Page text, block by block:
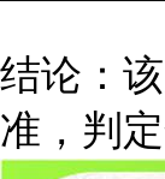
结论：
准，判